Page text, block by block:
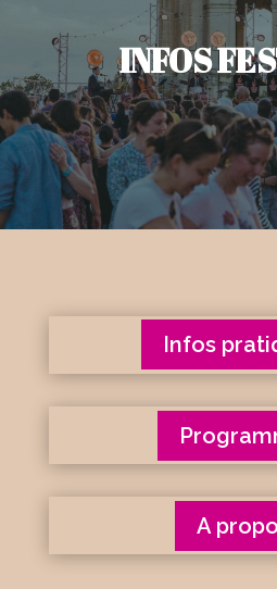
INFOS
Infos
A